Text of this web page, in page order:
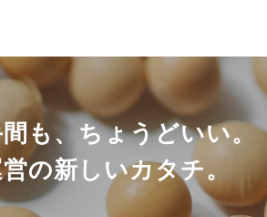
も、ちょうどいい。
の新しいカタチ。